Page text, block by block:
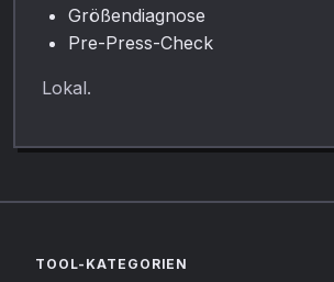
Größendiagnose
Pre-Press-Check
Lokal.
TOOL-KATEGORIEN